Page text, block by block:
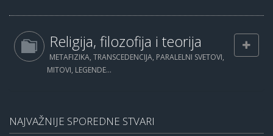
Religija, filozofija i teorija
METAFIZIKA, TRANSCEDENCIJA, PARALELNI SVETOVI,
MITOVI, LEGENDE...
NAJVAŽNIJE SPOREDNE STVARI